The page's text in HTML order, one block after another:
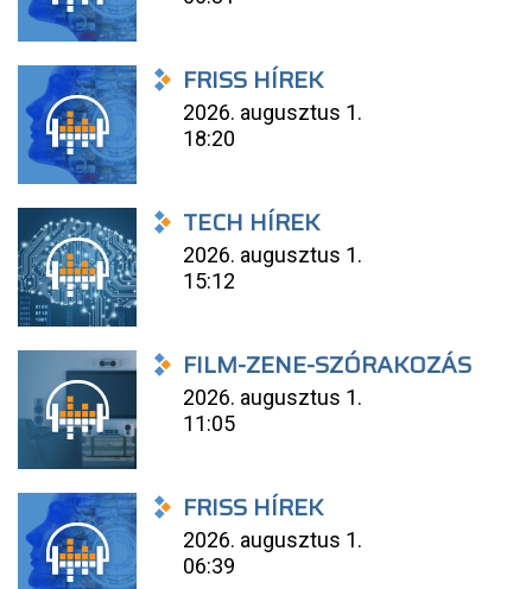
FRISS HÍREK
2026. augusztus 1.
18:20
TECH HÍREK
2026. augusztus 1.
15:12
FILM-ZENE-SZÓRAKOZÁS
2026. augusztus 1.
11:05
FRISS HÍREK
2026. augusztus 1.
06:39